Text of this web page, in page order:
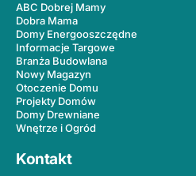
ABC Dobrej Mamy
Dobra Mama
Domy Energooszczędne
Informacje Targowe
Branża Budowlana
Nowy Magazyn
Otoczenie Domu
Projekty Domów
Domy Drewniane
Wnętrze i Ogród
Kontakt